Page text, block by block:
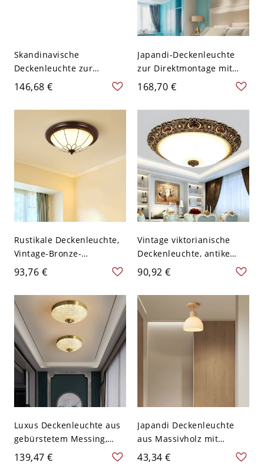
Skandinavische
Deckenleuchte zur
Direktmontage mit
Holzsockel, dimmbare
flache LED-Leuchte für
Schlafzimmer -
Beigefarben 110V-120V
Dampfdom Warm
146,68 €
Japandi-Deckenleuchte
zur Direktmontage mit
Falten, geometrischer
Origami-Schirm mit
sanftem Lichtschein -
Weiß 110V-120V 50,8 cm
Dreistufiges Dimmen
168,70 €
Rustikale Deckenleuchte,
Vintage-Bronze-
Blumenkäfig für
Schlafzimmer Flur
Eingang - 110V-120V 31,75
cm Design 1
93,76 €
Vintage viktorianische
Deckenleuchte, antike
bronzene LED-Leuchte mit
mattiertem Glasschirm -
110V-120V 34,29 cm
Weißlicht
90,92 €
Luxus Deckenleuchte aus
gebürstetem Messing,
runde Kristall-Effekt-
Acrylleuchte für niedrige
139,47 €
Japandi Deckenleuchte
aus Massivholz mit
gerippter cremefarbener
Schirm - Holz 110V-120V
43,34 €